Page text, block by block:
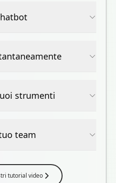
strumenti
team
tutorial video